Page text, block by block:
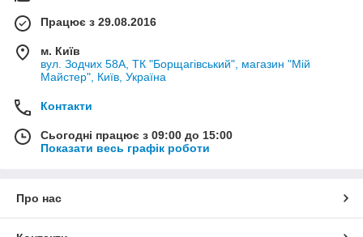
Працює з 29.08.2016
м. Київ
вул. Зодчих 58А, ТК "Борщагівський", магазин "Мій
Майстер", Київ, Україна
Контакти
Сьогодні працює з 09:00 до 15:00
Показати весь графік роботи
Про нас